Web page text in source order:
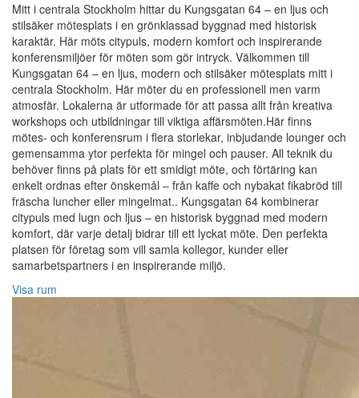
Mitt i centrala Stockholm hittar du Kungsgatan 64 – en ljus och
stilsäker mötesplats i en grönklassad byggnad med historisk
karaktär. Här möts citypuls, modern komfort och inspirerande
konferensmiljöer för möten som gör intryck. Välkommen till
Kungsgatan 64 – en ljus, modern och stilsäker mötesplats mitt i
centrala Stockholm. Här möter du en professionell men varm
atmosfär. Lokalerna är utformade för att passa allt från kreativa
workshops och utbildningar till viktiga affärsmöten.Här finns
mötes- och konferensrum i flera storlekar, inbjudande lounger och
gemensamma ytor perfekta för mingel och pauser. All teknik du
behöver finns på plats för ett smidigt möte, och förtäring kan
enkelt ordnas efter önskemål – från kaffe och nybakat fikabröd till
fräscha luncher eller mingelmat.. Kungsgatan 64 kombinerar
citypuls med lugn och ljus – en historisk byggnad med modern
komfort, där varje detalj bidrar till ett lyckat möte. Den perfekta
platsen för företag som vill samla kollegor, kunder eller
samarbetspartners i en inspirerande miljö.
Visa rum